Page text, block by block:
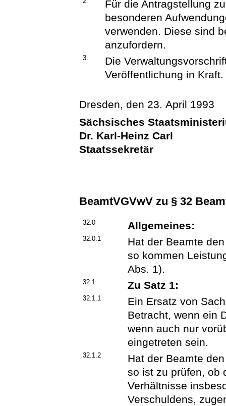
Für die Antragstellung
besonderen
verwenden. Diese sind
anzufordern.
3.
Die
Veröffentlichung in Kraft.
Dresden, den 23. April 1993
Sächsisches
Dr. Karl-Heinz Carl
Staatssekretär
BeamtVGVwV zu § 32
32.0 Allgemeines:
32.0.1
Hat der Beamte
so kommen
Abs. 1).
32.1 Zu Satz 1:
32.1.1
Ein Ersatz von
Betracht, wenn ein
wenn auch nur
eingetreten sein.
32.1.2
Hat der Beamte
so ist zu prüfen, ob
Verhältnisse
Verschuldens,